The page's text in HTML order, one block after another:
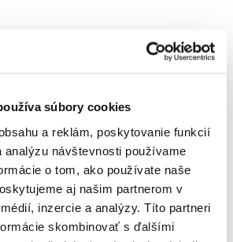
súbory cookies
a reklám, poskytovanie funkcií
analýzu návštevnosti používame
o tom, ako používate naše
aj našim partnerom v
inzercie a analýzy. Títo partneri
skombinovať s ďalšími